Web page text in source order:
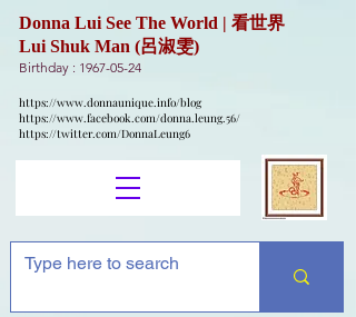
Donna Lui See The World | 看世界
Lui Shuk Man (呂淑雯)
Birthday : 1967-05-24
https://www.donnaunique.info/blog
https://www.facebook.com/donna.leung.56/
https://twitter.com/DonnaLeung6